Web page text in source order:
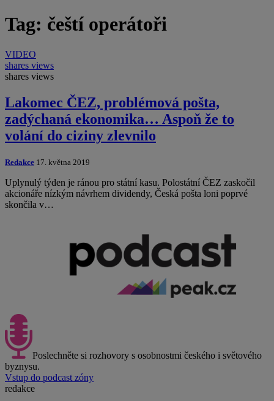
Tag: čeští operátoři
VIDEO
shares views
shares views
Lakomec ČEZ, problémová pošta,
zadýchaná ekonomika… Aspoň že to
volání do ciziny zlevnilo
Redakce 17. května 2019
Uplynulý týden je ránou pro státní kasu. Polostátní ČEZ zaskočil
akcionáře nízkým návrhem dividendy, Česká pošta loni poprvé
skončila v…
Poslechněte si rozhovory s osobnostmi českého i světového
byznysu.
Vstup do podcast zóny
redakce